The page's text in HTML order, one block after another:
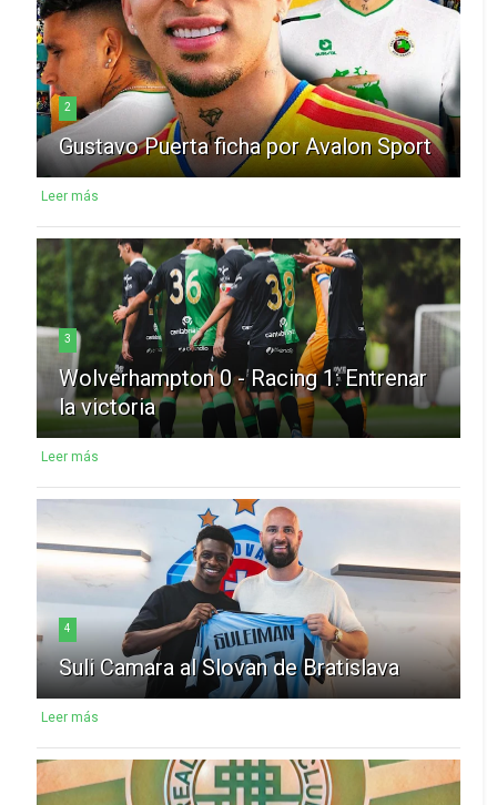
2
Gustavo Puerta ficha por Avalon Sport
Leer más
3
Wolverhampton 0 - Racing 1: Entrenar
la victoria
Leer más
4
Suli Camara al Slovan de Bratislava
Leer más